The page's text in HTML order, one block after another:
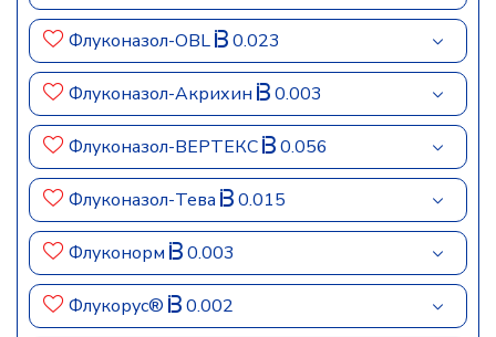
Флуконазол-OBL 0.023
Флуконазол-Акрихин 0.003
Флуконазол-ВЕРТЕКС 0.056
Флуконазол-Тева 0.015
Флуконорм 0.003
Флукорус® 0.002